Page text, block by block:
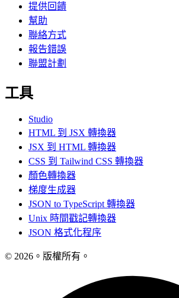
提供回饋
幫助
聯絡方式
報告錯誤
聯盟計劃
工具
Studio
HTML 到 JSX 轉換器
JSX 到 HTML 轉換器
CSS 到 Tailwind CSS 轉換器
顏色轉換器
梯度生成器
JSON to TypeScript 轉換器
Unix 時間戳記轉換器
JSON 格式化程序
© 2026。版權所有。